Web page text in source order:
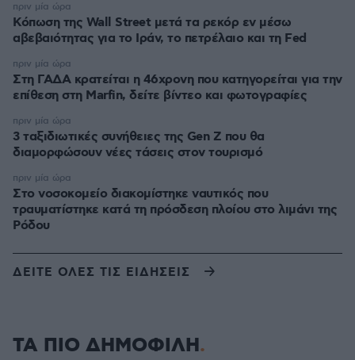
Κόπωση της Wall Street μετά τα ρεκόρ εν μέσω
αβεβαιότητας για το Ιράν, το πετρέλαιο και τη Fed
πριν μία ώρα
Στη ΓΑΔΑ κρατείται η 46χρονη που κατηγορείται για την
επίθεση στη Marfin, δείτε βίντεο και φωτογραφίες
πριν μία ώρα
3 ταξιδιωτικές συνήθειες της Gen Z που θα
διαμορφώσουν νέες τάσεις στον τουρισμό
πριν μία ώρα
Στο νοσοκομείο διακομίστηκε ναυτικός που
τραυματίστηκε κατά τη πρόσδεση πλοίου στο λιμάνι της
Ρόδου
πριν μία ώρα
ΔΕΙΤΕ ΟΛΕΣ ΤΙΣ ΕΙΔΗΣΕΙΣ
ΤΑ ΠΙΟ ΔΗΜΟΦΙΛΗ